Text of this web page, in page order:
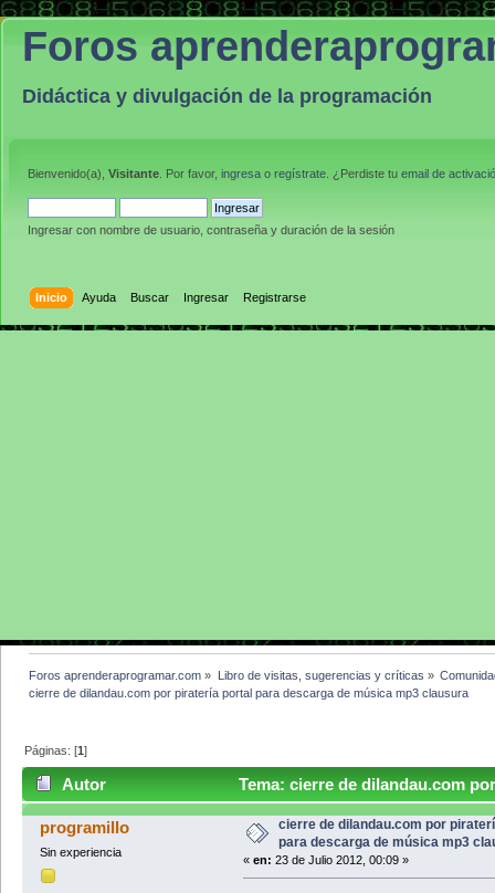
Foros
Didáctica y divulgación de la programación
Bienvenido(a), Visitante . Por favor, ingresa o regístrate . ¿Perdiste tu email de
Ingresar con nombre de usuario, contraseña y duración de la sesión
Inicio Ayuda Buscar Ingresar Registrarse
Foros aprenderaprogramar.com » Libro de visitas, sugerencias y críticas »
cierre de dilandau.com por piratería portal para descarga de música mp3 clausura
Páginas: [1]
Autor
Tema: cierre de dilandau.com
clausura (Leído 24808 veces)
programillo
Sin experiencia
cierre de dilandau.com por
para descarga de música mp3
« en: 23 de Julio 2012, 00:09 »